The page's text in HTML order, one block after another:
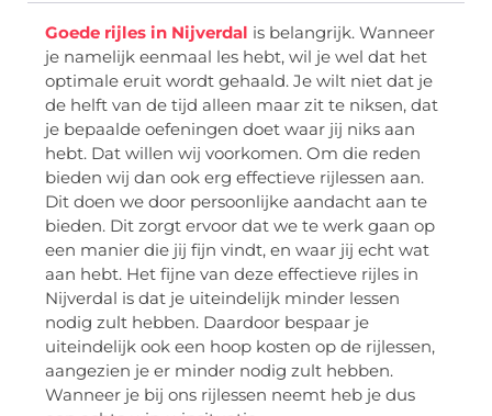
Goede rijles in Nijverdal is belangrijk. Wanneer
je namelijk eenmaal les hebt, wil je wel dat het
optimale eruit wordt gehaald. Je wilt niet dat je
de helft van de tijd alleen maar zit te niksen, dat
je bepaalde oefeningen doet waar jij niks aan
hebt. Dat willen wij voorkomen. Om die reden
bieden wij dan ook erg effectieve rijlessen aan.
Dit doen we door persoonlijke aandacht aan te
bieden. Dit zorgt ervoor dat we te werk gaan op
een manier die jij fijn vindt, en waar jij echt wat
aan hebt. Het fijne van deze effectieve rijles in
Nijverdal is dat je uiteindelijk minder lessen
nodig zult hebben. Daardoor bespaar je
uiteindelijk ook een hoop kosten op de rijlessen,
aangezien je er minder nodig zult hebben.
Wanneer je bij ons rijlessen neemt heb je dus